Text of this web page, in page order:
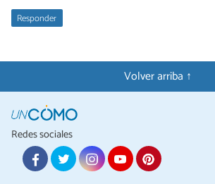
Responder
Volver arriba ↑
Redes sociales